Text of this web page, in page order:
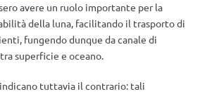
avere un ruolo importante per la
della luna, facilitando il trasporto di
fungendo dunque da canale di
superficie e oceano.
tuttavia il contrario: tali